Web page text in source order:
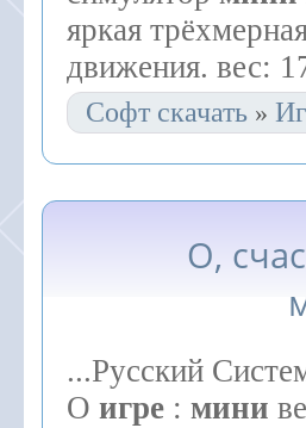
яркая
движения. вес:
Софт скачать »
О,
...Русский
О игре : мини